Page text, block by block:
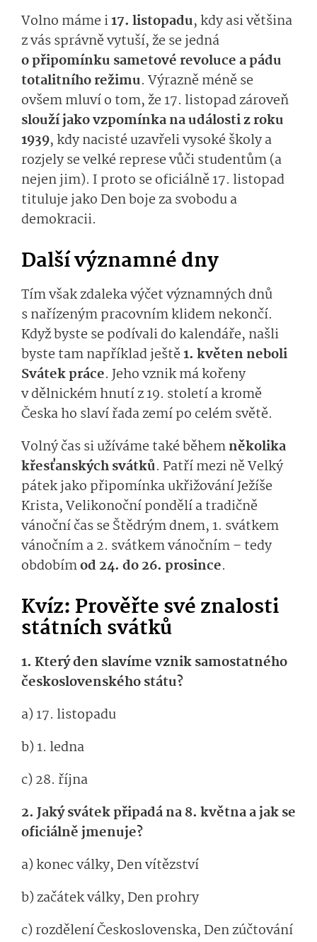
Volno máme i17. listopadu, kdy asi většina
z vás správně vytuší, že se jedná
o připomínku sametové revoluce a pádu
totalitního režimu. Výrazně méně se
ovšem mluví o tom, že 17. listopad zároveň
slouží jako vzpomínka na události z roku
1939, kdy nacisté uzavřeli vysoké školy a
rozjely se velké represe vůči studentům (a
nejen jim). I proto se oficiálně 17. listopad
tituluje jako Den boje za svobodu a
demokracii.
Další významné dny
Tím však zdaleka výčet významných dnů
s nařízeným pracovním klidem nekončí.
Když byste se podívali do kalendáře, našli
byste tam například ještě1. květen neboli
Svátek práce. Jeho vznik má kořeny
v dělnickém hnutí z 19. století a kromě
Česka ho slaví řada zemí po celém světě.
Volný čas si užíváme také běhemněkolika
křesťanských svátků. Patří mezi ně Velký
pátek jako připomínka ukřižování Ježíše
Krista, Velikonoční pondělí a tradičně
vánoční čas se Štědrým dnem, 1. svátkem
vánočním a 2. svátkem vánočním – tedy
obdobímod 24. do 26. prosince.
Kvíz: Prověřte své znalosti
státních svátků
1. Který den slavíme vznik samostatného
československé­ho státu?
a) 17. listopadu
b) 1. ledna
c) 28. října
2. Jaký svátek připadá na 8. května a jak se
oficiálně jmenuje?
a) konec války, Den vítězství
b) začátek války, Den prohry
c) rozdělení Československa, Den zúčtování